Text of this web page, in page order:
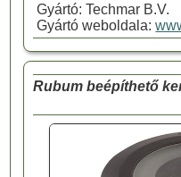
Gyártó: Techmar B.V.
Gyártó weboldala:
Rubum beépíthető